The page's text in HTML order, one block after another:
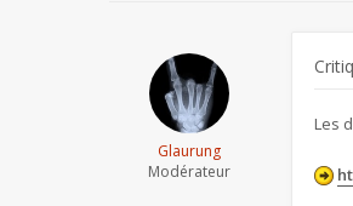
Glaurung
Modérateur
Les